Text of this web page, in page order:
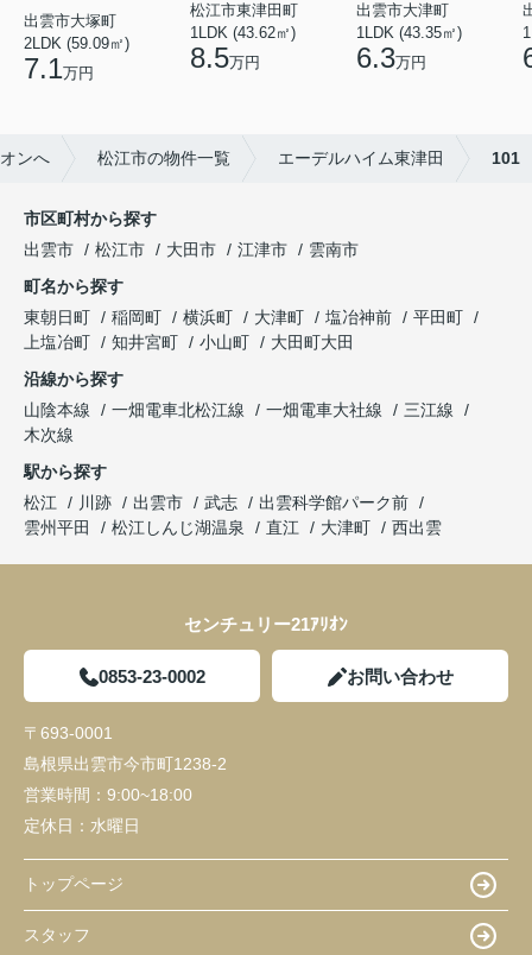
出雲市大塚町
2LDK (59.09㎡)
7.1万円
松江市東津田町
1LDK (43.62㎡)
8.5万円
出雲市大津町
1LDK (43.35㎡)
6.3万円
ンへ 松江市の物件一覧 エーデルハイム東津田 101
市区町村から探す
出雲市
松江市 大田市 江津市
雲南市
町名から探す
東朝日町
稲岡町 横浜町 大津町 塩冶神前
平田町
上塩冶町
知井宮町 小山町
大田町大田
沿線から探す
山陰本線
一畑電車北松江線 一畑電車大社線
三江線
木次線
駅から探す
松江
川跡 出雲市 武志
出雲科学館パーク前
雲州平田
松江しんじ湖温泉 直江 大津町 西出雲
センチュリー21ｱﾘｵﾝ
0853-23-0002 お問い合わせ
〒693-0001
島根県出雲市今市町1238-2
営業時間： 9:00~18:00
定休日： 水曜日
トップページ
スタッフ